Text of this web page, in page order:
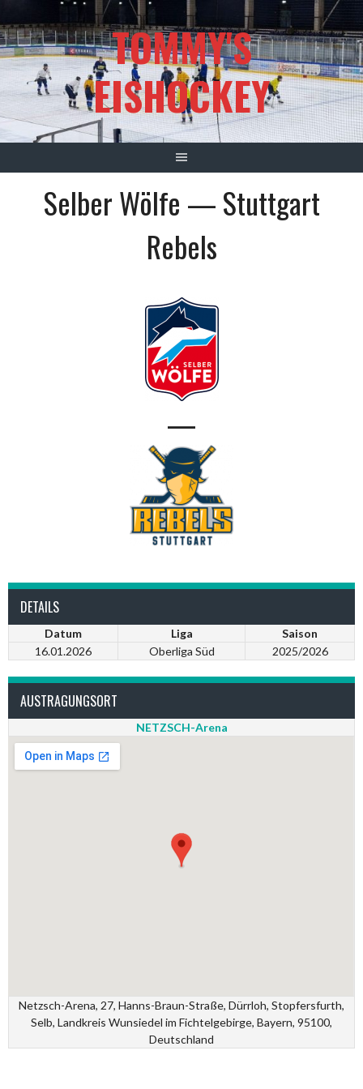
zum
Inhalt
TOMMY'S
EISHOCKEY
Selber Wölfe — Stuttgart
Rebels
—
DETAILS
Datum Liga
Saison
16.01.2026
Oberliga Süd 2025/2026
AUSTRAGUNGSORT
NETZSCH-Arena
Netzsch-Arena, 27, Hanns-Braun-Straße, Dürrloh, Stopfersfurth,
Selb, Landkreis Wunsiedel im Fichtelgebirge, Bayern, 95100,
Deutschland